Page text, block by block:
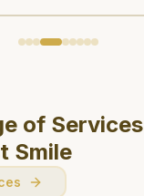
of Services
Smile